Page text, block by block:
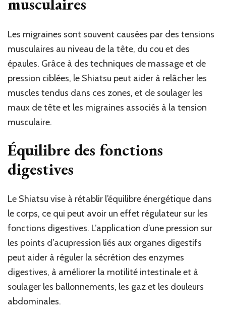
Les migraines sont souvent causées par des tensions
musculaires au niveau de la tête, du cou et des
épaules. Grâce à des techniques de massage et de
pression ciblées, le Shiatsu peut aider à relâcher les
muscles tendus dans ces zones, et de soulager les
maux de tête et les migraines associés à la tension
musculaire.
Équilibre des fonctions
digestives
Le Shiatsu vise à rétablir l’équilibre énergétique dans
le corps, ce qui peut avoir un effet régulateur sur les
fonctions digestives. L’application d’une pression sur
les points d’acupression liés aux organes digestifs
peut aider à réguler la sécrétion des enzymes
digestives, à améliorer la motilité intestinale et à
soulager les ballonnements, les gaz et les douleurs
abdominales.